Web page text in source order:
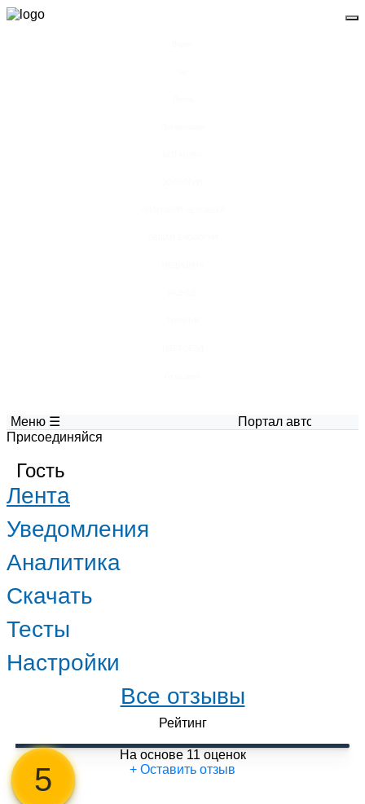
Меню ☰
Портал авторских
Присоединяйся
Гость
Лента
Уведомления
Аналитика
Скачать
Тесты
Настройки
Все отзывы
Рейтинг
5
На основе 11 оценок
+ Оставить отзыв